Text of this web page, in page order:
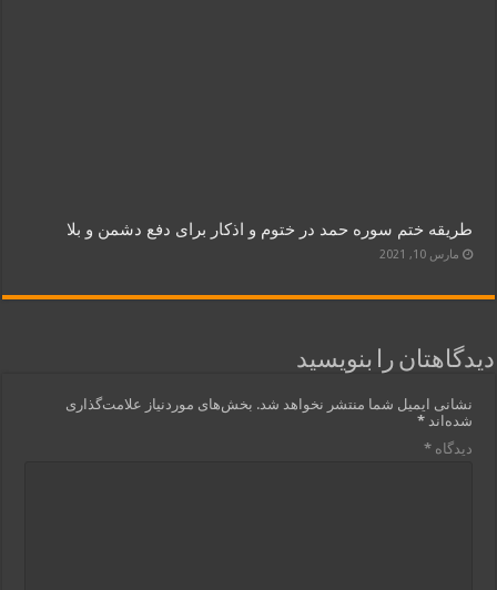
طریقه ختم سوره حمد در ختوم و اذکار برای دفع دشمن و بلا
مارس 10, 2021
دیدگاهتان را بنویسید
نشانی ایمیل شما منتشر نخواهد شد. بخش‌های موردنیاز علامت‌گذاری
شده‌اند*
دیدگاه*